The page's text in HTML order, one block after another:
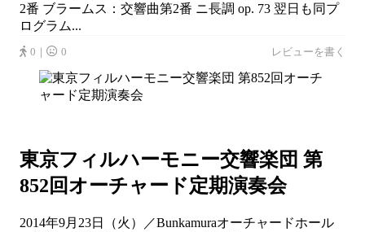
2番 ブラームス：交響曲第2番 ニ長調 op. 73 翌日も同プ
ログラム...
0｜ 0 レビューを書く
東京フィルハーモニー交響楽団 第
852回オーチャード定期演奏会
2014年9月23日（火）／Bunkamuraオーチャードホール